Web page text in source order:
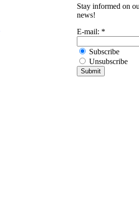
Stay informed on
news!
E-mail: *
Subscribe
Unsubscribe